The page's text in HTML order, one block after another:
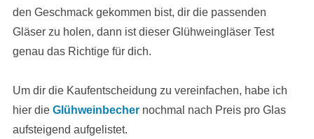
den Geschmack gekommen bist, dir die passenden
Gläser zu holen, dann ist dieser Glühweingläser Test
genau das Richtige für dich.
Um dir die Kaufentscheidung zu vereinfachen, habe ich
hier die Glühweinbechernochmal nach Preis pro Glas
aufsteigend aufgelistet.